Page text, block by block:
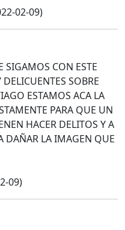
02-09)
CON ESTE
SOBRE
ESTAMOS ACA LA
PARA QUE UN
HACER DELITOS Y A
DAÑAR LA IMAGEN QUE
09)